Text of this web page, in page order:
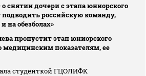
снятии дочери с этапа юниорского
подводить российскую команду,
на обезболах»
пропустит этап юниорского
медицинским показателям, ее
студенткой ГЦОЛИФК